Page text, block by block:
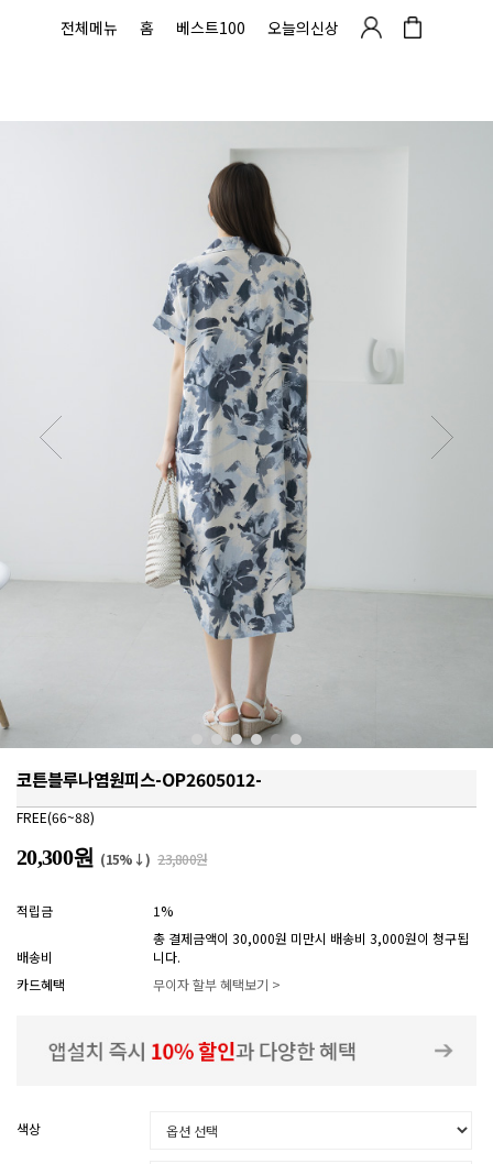
전체메뉴 홈 베스트100 오늘의신상
코튼블루나염원피스-OP2605012-
FREE(66~88)
20,300원 (15%↓) 23,800원
적립금 1%
배송비
총 결제금액이 30,000원 미만시 배송비 3,000원이 청구됩
니다.
카드혜택
무이자 할부 혜택보기 >
색상